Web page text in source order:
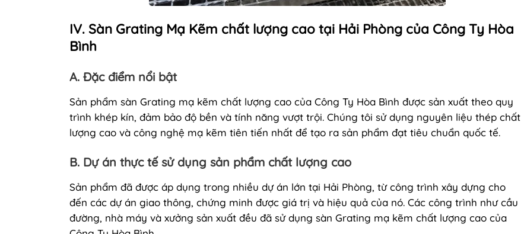
IV. Sàn Grating Mạ Kẽm chất lượng cao tại Hải Phòng của Công Ty Hòa
Bình
A. Đặc điểm nổi bật
Sản phẩm sàn Grating mạ kẽm chất lượng cao của Công Ty Hòa Bình được sản xuất theo quy
trình khép kín, đảm bảo độ bền và tính năng vượt trội. Chúng tôi sử dụng nguyên liệu thép chất
lượng cao và công nghệ mạ kẽm tiên tiến nhất để tạo ra sản phẩm đạt tiêu chuẩn quốc tế.
B. Dự án thực tế sử dụng sản phẩm chất lượng cao
Sản phẩm đã được áp dụng trong nhiều dự án lớn tại Hải Phòng, từ công trình xây dựng cho
đến các dự án giao thông, chứng minh được giá trị và hiệu quả của nó. Các công trình như cầu
đường, nhà máy và xưởng sản xuất đều đã sử dụng sàn Grating mạ kẽm chất lượng cao của